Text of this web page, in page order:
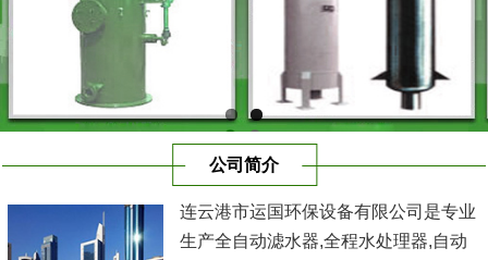
公司简介
连云港市运国环保设备有限公司是专业
生产全自动滤水器,全程水处理器,自动